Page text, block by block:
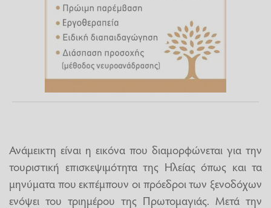
Ανάμεικτη είναι η εικόνα που διαμορφώνεται για την
τουριστική επισκεψιμότητα της Ηλείας όπως και τα
μηνύματα που εκπέμπουν οι πρόεδροι των ξενοδόχων
ενόψει του τριημέρου της Πρωτομαγιάς. Μετά την